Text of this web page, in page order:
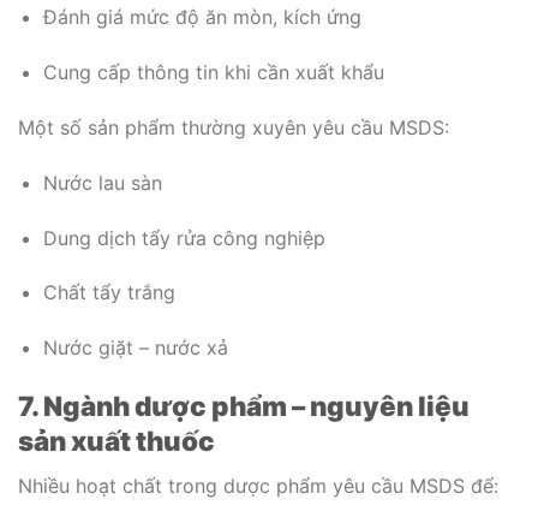
Đánh giá mức độ ăn mòn, kích ứng
Cung cấp thông tin khi cần xuất khẩu
Một số sản phẩm thường xuyên yêu cầu MSDS:
Nước lau sàn
Dung dịch tẩy rửa công nghiệp
Chất tẩy trắng
Nước giặt – nước xả
7. Ngành dược phẩm – nguyên liệu
sản xuất thuốc
Nhiều hoạt chất trong dược phẩm yêu cầu MSDS để: